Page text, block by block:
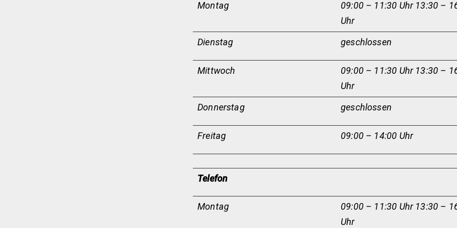
Montag
09:00 – 11:30 Uhr 13:30 –
Uhr
Dienstag
geschlossen
Mittwoch
09:00 – 11:30 Uhr 13:30 –
Uhr
Donnerstag
geschlossen
Freitag 09:00 – 14:00 Uhr
Telefon
Montag
09:00 – 11:30 Uhr 13:30 –
Uhr